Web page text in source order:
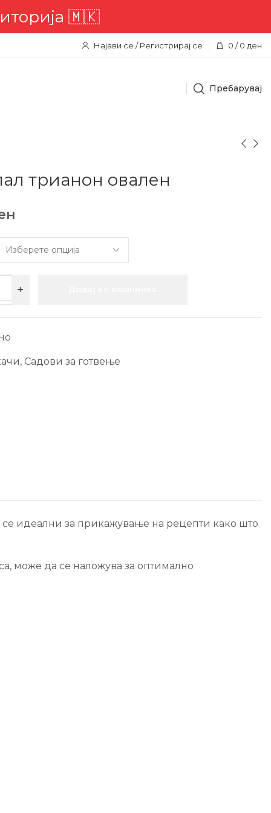
🇲🇰
Најави се / Регистрирај се 0 / 0 ден
Пребарувај
трианон овален
, Садови за готвење
се идеални за прикажување на рецепти како што
може да се наложува за оптимално